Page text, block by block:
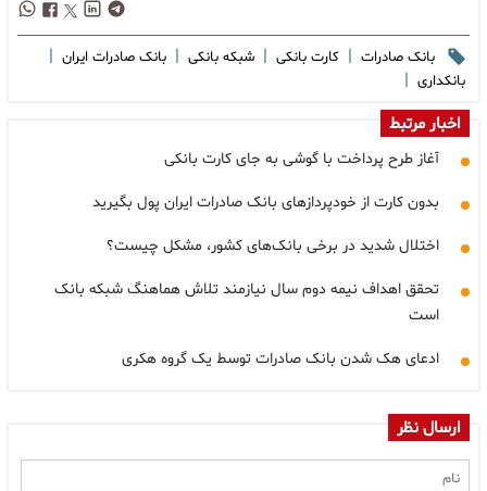
بانک صادرات | کارت بانکی | شبکه بانکی | بانک صادرات ایران |
بانکداری |
اخبار مرتبط
آغاز طرح پرداخت با گوشی به جای کارت بانکی
بدون کارت از خودپردازهای بانک صادرات ایران پول بگیرید
اختلال شدید در برخی بانک‌های کشور، مشکل چیست؟
تحقق اهداف نیمه دوم سال نیازمند تلاش هماهنگ شبکه بانک
است
ادعای هک شدن بانک صادرات توسط یک گروه هکری
ارسال نظر